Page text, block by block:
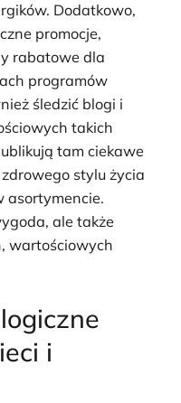
Dodatkowo,
promocje,
rabatowe dla
programów
śledzić blogi i
takich
tam ciekawe
stylu życia
asortymencie.
ale także
wartościowych
i